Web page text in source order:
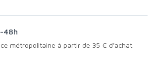
48h
métropolitaine à partir de 35 € d'achat.